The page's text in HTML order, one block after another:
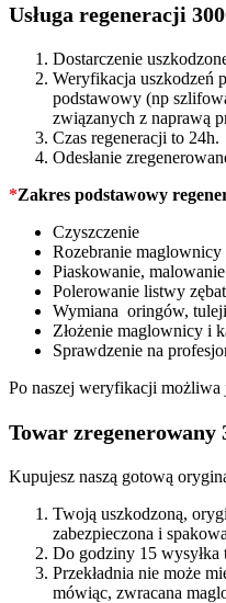
quantity
Usługa regeneracji
Dostarczenie
Weryfikacja uszkodzeń
podstawowy (np
związanych z naprawą
Czas regeneracji to 24h.
Odesłanie
*Zakres podstawowy
Czyszczenie
Rozebranie maglownicy
Piaskowanie,
Polerowanie listwy
Wymiana oringów,
Złożenie maglownicy i
Sprawdzenie na
Po naszej weryfikacji możliwa
Towar zregenerowany
Kupujesz naszą gotową
Twoją uszkodzoną,
zabezpieczona i
Do godziny 15 wysyłka
Przekładnia nie może
mówiąc, zwracana